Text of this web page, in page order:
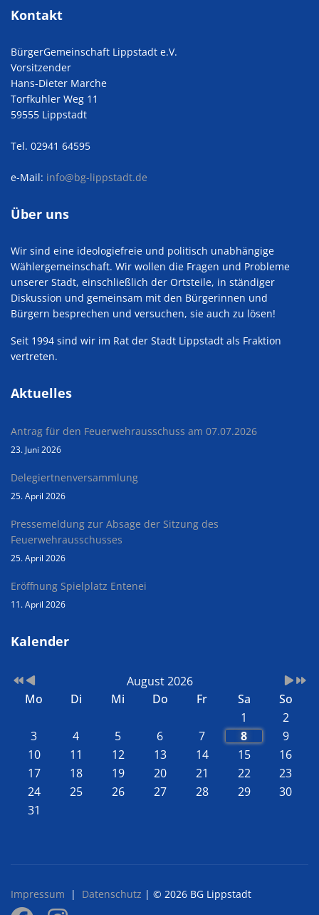
Kontakt
BürgerGemeinschaft Lippstadt e.V.
Vorsitzender
Hans-Dieter Marche
Torfkuhler Weg 11
59555 Lippstadt
Tel. 02941 64595
e-Mail: info@bg-lippstadt.de
Über uns
Wir sind eine ideologiefreie und politisch unabhängige
Wählergemeinschaft. Wir wollen die Fragen und Probleme
unserer Stadt, einschließlich der Ortsteile, in ständiger
Diskussion und gemeinsam mit den Bürgerinnen und
Bürgern besprechen und versuchen, sie auch zu lösen!
Seit 1994 sind wir im Rat der Stadt Lippstadt als Fraktion
vertreten.
Aktuelles
Antrag für den Feuerwehrausschuss am 07.07.2026
23. Juni 2026
Delegiertnenversammlung
25. April 2026
Pressemeldung zur Absage der Sitzung des
Feuerwehrausschusses
25. April 2026
Eröffnung Spielplatz Entenei
11. April 2026
Kalender
August 2026
Mo
Di Mi Do Fr Sa
So
1
2
3
4 5 6 7 8
9
10
11 12 13 14 15
16
17
18 19 20 21 22
23
24
25 26 27 28 29
30
31
Impressum | Datenschutz | © 2026 BG Lippstadt